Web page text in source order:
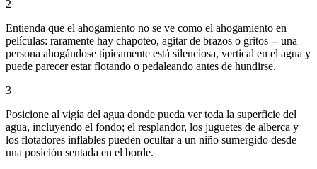
2
Entienda que el ahogamiento no se ve como el ahogamiento en
películas: raramente hay chapoteo, agitar de brazos o gritos -- una
persona ahogándose típicamente está silenciosa, vertical en el agua y
puede parecer estar flotando o pedaleando antes de hundirse.
3
Posicione al vigía del agua donde pueda ver toda la superficie del
agua, incluyendo el fondo; el resplandor, los juguetes de alberca y
los flotadores inflables pueden ocultar a un niño sumergido desde
una posición sentada en el borde.